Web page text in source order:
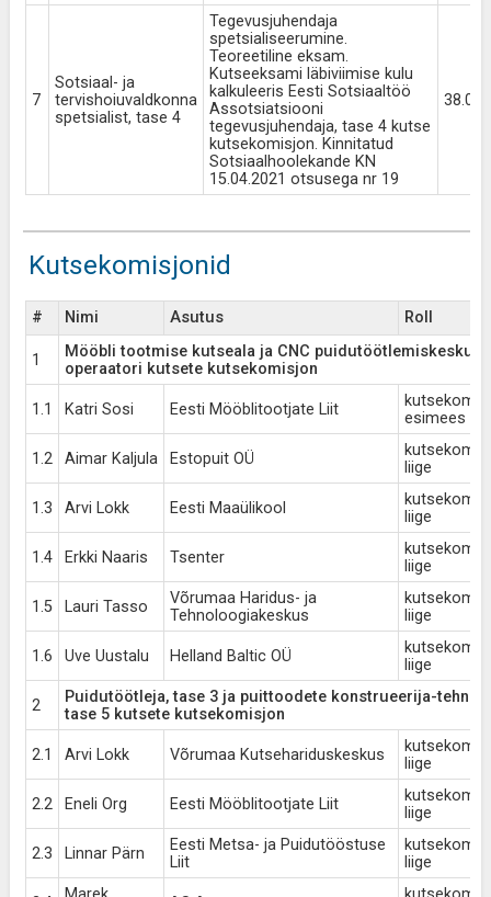
7
Sotsiaal- ja
tervishoiuvaldkonna
spetsialist, tase 4
Tegevusjuhendaja
spetsialiseerumine.
Teoreetiline eksam.
Kutseeksami läbiviimise kulu
kalkuleeris Eesti Sotsiaaltöö
Assotsiatsiooni
tegevusjuhendaja, tase 4 kutse
kutsekomisjon. Kinnitatud
Sotsiaalhoolekande KN
15.04.2021 otsusega nr 19
38.00
Kutsekomisjonid
# Nimi Asutus Roll
1
Mööbli tootmise kutseala ja CNC puidutöötlemiskeskuse
operaatori kutsete kutsekomisjon
1.1 Katri Sosi Eesti Mööblitootjate Liit
esimees
1.2 Aimar Kaljula Estopuit OÜ
liige
1.3 Arvi Lokk Eesti Maaülikool
liige
1.4 Erkki Naaris Tsenter
liige
1.5 Lauri Tasso
Võrumaa Haridus- ja
Tehnoloogiakeskus
liige
1.6 Uve Uustalu Helland Baltic OÜ
liige
2
Puidutöötleja, tase 3 ja puittoodete konstrueerija-
tase 5 kutsete kutsekomisjon
2.1 Arvi Lokk Võrumaa Kutsehariduskeskus
liige
2.2 Eneli Org Eesti Mööblitootjate Liit
liige
2.3 Linnar Pärn
Eesti Metsa- ja Puidutööstuse
Liit
liige